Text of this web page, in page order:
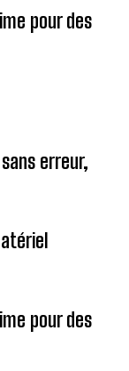
pour des
erreur,
pour des